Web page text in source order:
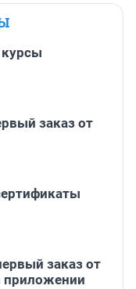
курсы
заказ от
заказ от
приложении